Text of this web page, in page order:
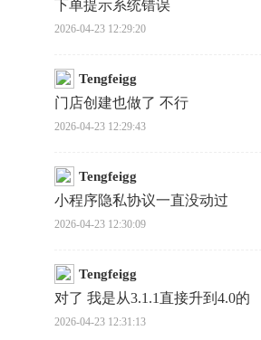
下单提示系统错误
2026-04-23 12:29:20
Tengfeigg
门店创建也做了 不行
2026-04-23 12:29:43
Tengfeigg
小程序隐私协议一直没动过
2026-04-23 12:30:09
Tengfeigg
对了 我是从3.1.1直接升到4.0的
2026-04-23 12:31:13